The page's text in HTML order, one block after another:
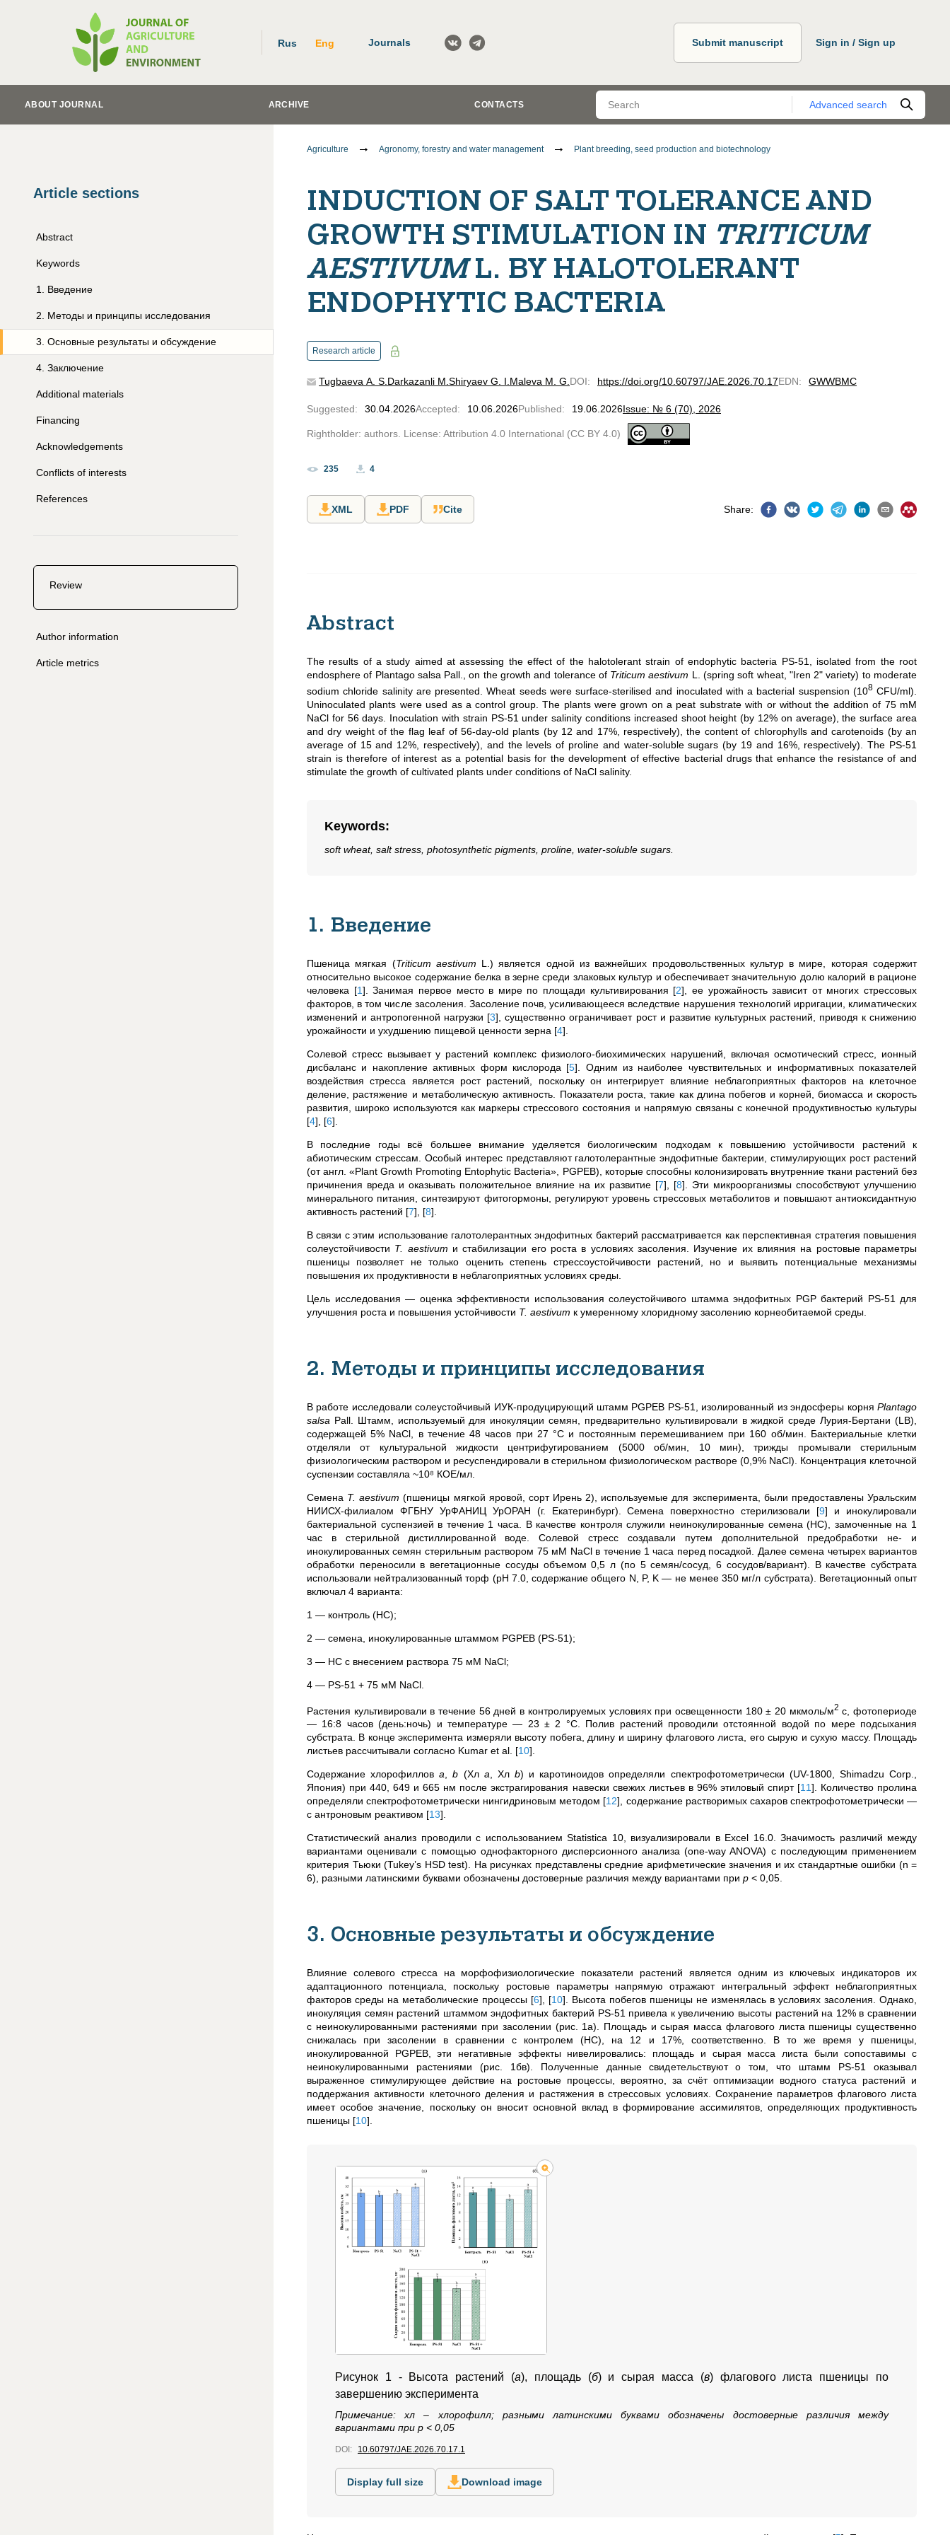
Rus Eng Journals Submit manuscript Sign in / Sign up
ABOUT JOURNAL ARCHIVE CONTACTS Advanced search
Article sections
Abstract
Keywords
1 Введение
2 Методы и принципы исследования
3 Основные результаты и обсуждение
4 Заключение
Additional materials
Financing
Acknowledgements
Conflicts of interests
References
Review
Author information
Article metrics
Agriculture Agronomy, forestry and water management Plant breeding, seed production and biotechnology
INDUCTION OF SALT TOLERANCE AND
GROWTH STIMULATION IN TRITICUM
AESTIVUML. BY HALOTOLERANT
ENDOPHYTIC BACTERIA
Research article
Tugbaeva A. S. Darkazanli M. Shiryaev G. I. Maleva M. G. DOI: https://doi.org/10.60797/JAE.2026.70.17EDN: GWWBMC
Suggested: 30.04.2026Accepted: 10.06.2026Published: 19.06.2026Issue: № 6 (70), 2026
Rightholder: authors. License: Attribution 4.0 International (CC BY 4.0)
235 4
XML PDF Cite Share:
Abstract
The results of a study aimed at assessing the effect of the halotolerant strain of endophytic bacteria PS-51, isolated from the root
endosphere of Plantago salsa Pall., on the growth and tolerance of Triticum aestivum L. (spring soft wheat, "Iren 2" variety) to moderate
sodium chloride salinity are presented. Wheat seeds were surface-sterilised and inoculated with a bacterial suspension (108CFU/ml).
Uninoculated plants were used as a control group. The plants were grown on a peat substrate with or without the addition of 75 mM
NaCl for 56 days. Inoculation with strain PS-51 under salinity conditions increased shoot height (by 12% on average), the surface area
and dry weight of the flag leaf of 56-day-old plants (by 12 and 17%, respectively), the content of chlorophylls and carotenoids (by an
average of 15 and 12%, respectively), and the levels of proline and water-soluble sugars (by 19 and 16%, respectively). The PS-51
strain is therefore of interest as a potential basis for the development of effective bacterial drugs that enhance the resistance of and
stimulate the growth of cultivated plants under conditions of NaCl salinity.
Keywords:
soft wheat, salt stress, photosynthetic pigments, proline, water-soluble sugars.
1. Введение
Пшеница мягкая (Triticum aestivum L.) является одной из важнейших продовольственных культур в мире, которая содержит
относительно высокое содержание белка в зерне среди злаковых культур и обеспечивает значительную долю калорий в рационе
человека [1] . Занимая первое место в мире по площади культивирования [2] , ее урожайность зависит от многих стрессовых
факторов, в том числе засоления. Засоление почв, усиливающееся вследствие нарушения технологий ирригации, климатических
изменений и антропогенной нагрузки [3] , существенно ограничивает рост и развитие культурных растений, приводя к снижению
урожайности и ухудшению пищевой ценности зерна [4]
Солевой стресс вызывает у растений комплекс физиолого-биохимических нарушений, включая осмотический стресс, ионный
дисбаланс и накопление активных форм кислорода [5] . Одним из наиболее чувствительных и информативных показателей
воздействия стресса является рост растений, поскольку он интегрирует влияние неблагоприятных факторов на клеточное
деление, растяжение и метаболическую активность. Показатели роста, такие как длина побегов и корней, биомасса и скорость
развития, широко используются как маркеры стрессового состояния и напрямую связаны с конечной продуктивностью культуры
[4] [6]
В последние годы всё большее внимание уделяется биологическим подходам к повышению устойчивости растений к
абиотическим стрессам. Особый интерес представляют галотолерантные эндофитные бактерии,стимулирующих рост растений
(от англ. «Plant Growth Promoting Entophytic Bacteria», PGPEB), которые способны колонизировать внутренние ткани растений без
причинения вреда и оказывать положительное влияние на их развитие [7] [8] . Эти микроорганизмы способствуют улучшению
минерального питания, синтезируют фитогормоны, регулируют уровень стрессовых метаболитов и повышают антиоксидантную
активность растений [7] [8]
В связи с этим использование галотолерантных эндофитных бактерий рассматривается как перспективная стратегия повышения
солеустойчивости T. aestivum и стабилизации его роста в условиях засоления. Изучение их влияния на ростовые параметры
пшеницы позволяет не только оценить степень стрессоустойчивости растений, но и выявить потенциальные механизмы
повышения их продуктивности в неблагоприятных условиях среды.
Цель исследования — оценка эффективности использования солеустойчивого штамма эндофитных PGP бактерий PS-51 для
улучшения роста и повышения устойчивости T. aestivum к умеренному хлоридному засолению корнеобитаемой среды.
2. Методы и принципы исследования
В работе исследовали солеустойчивый ИУК-продуцирующий штамм PGPEB PS-51, изолированный из эндосферы корня Plantago
salsa Pall.
Штамм, используемый для инокуляции семян, предварительно культивировали в жидкой среде Лурия-Бертани (LB),
содержащей 5% NaCl, в течение 48 часов при 27 °C и постоянным перемешиванием при 160 об/мин. Бактериальные клетки
отделяли от культуральной жидкости центрифугированием (5000 об/мин, 10 мин), трижды промывали стерильным
физиологическим раствором и ресуспендировали в стерильном физиологическом растворе (0,9% NaCl). Концентрация клеточной
суспензии составляла ~10⁸ КОЕ/мл.
Семена T. aestivum (пшеницы мягкой яровой, сорт Ирень 2), используемые для эксперимента, были предоставлены Уральским
НИИСХ-филиалом ФГБНУ УрФАНИЦ УрОРАН (г. Екатеринбург). Семена поверхностно стерилизовали [9] и инокулировали
бактериальной суспензией в течение 1 часа. В качестве контроля служили неинокулированные семена (НС), замоченные на 1
час в стерильной дистиллированной воде. Солевой стресс создавали путем дополнительной предобработки не- и
инокулированных семян стерильным раствором 75 мМ NaCl в течение 1 часа перед посадкой. Далее семена четырех вариантов
обработки переносили в вегетационные сосуды объемом 0,5 л (по 5 семян/сосуд, 6 сосудов/вариант). В качестве субстрата
использовали нейтрализованный торф (pH 7.0, содержание общего N, P, K — не менее 350 мг/л субстрата). Вегетационный опыт
включал 4 варианта:
1 — контроль (НС);
2 — семена, инокулированные штаммом PGPEB (PS-51);
3 — НС с внесением раствора 75 мМ NaCl;
4 — PS-51 + 75 мМ NaCl.
Растения культивировали в течение 56 дней в контролируемых условиях при освещенности 180 ± 20 мкмоль/м2 с, фотопериоде
— 16:8 часов (день:ночь) и температуре — 23 ± 2 °C. Полив растений проводили отстоянной водой по мере подсыхания
субстрата. В конце эксперимента измеряли высоту побега, длину и ширину флагового листа, его сырую и сухую массу. Площадь
листьев рассчитывали согласно Kumar et al. [10].
Содержание хлорофиллова,b (Хл а, Хлb) и каротиноидов определяли спектрофотометрически (UV-1800, Shimadzu Corp.,
Япония) при 440, 649 и 665 нм после экстрагирования навески свежих листьев в 96% этиловый спирт [11]. Количествопролина
определяли спектрофотометрически нингидриновым методом [12], содержание растворимых сахаров спектрофотометрически—
с антроновым реактивом [13].
Статистический анализ проводили с использованием Statistica 10, визуализировали в Excel 16.0. Значимость различий между
вариантами оценивали с помощью однофакторного дисперсионного анализа (one-way ANOVA) с последующим применением
критерия Тьюки (Tukey’s HSD test). На рисунках представлены средние арифметические значения и их стандартные ошибки (n =
6), разными латинскими буквами обозначены достоверные различия между вариантами при p < 0,05.
3. Основные результаты и обсуждение
Влияние солевого стресса на морфофизиологические показатели растений является одним из ключевых индикаторов их
адаптационного потенциала, поскольку ростовые параметры напрямую отражают интегральный эффект неблагоприятных
факторов среды на метаболические процессы [6], [10]. Высота побегов пшеницы не изменялась в условиях засоления. Однако,
инокуляция семян растений штаммом эндофитных бактерий PS-51 привела к увеличению высоты растений на 12% в сравнении
с неинокулированными растениями при засолении (рис. 1а). Площадь и сырая масса флагового листа пшеницы существенно
снижалась при засолении в сравнении с контролем (НС), на 12 и 17%, соответственно. В то же время у пшеницы,
инокулированной PGPEB, эти негативные эффекты нивелировались: площадь и сырая масса листа были сопоставимы с
неинокулированными растениями (рис. 1бв). Полученные данные свидетельствуют о том, что штамм PS-51 оказывал
выраженное стимулирующее действие на ростовые процессы, вероятно, за счёт оптимизации водного статуса растений и
поддержания активности клеточного деления и растяжения в стрессовых условиях. Сохранение параметров флагового листа
имеет особое значение, поскольку он вносит основной вклад в формирование ассимилятов, определяющих продуктивность
пшеницы [10].
Рисунок 1 - Высота растений (а), площадь (б) и сырая масса (в) флагового листа пшеницы по
завершению эксперимента
Примечание: хл – хлорофилл; разными латинскими буквами обозначены достоверные различия между
вариантами при p < 0,05
DOI: 10.60797/JAE.2026.70.17.1
Display full size Download image